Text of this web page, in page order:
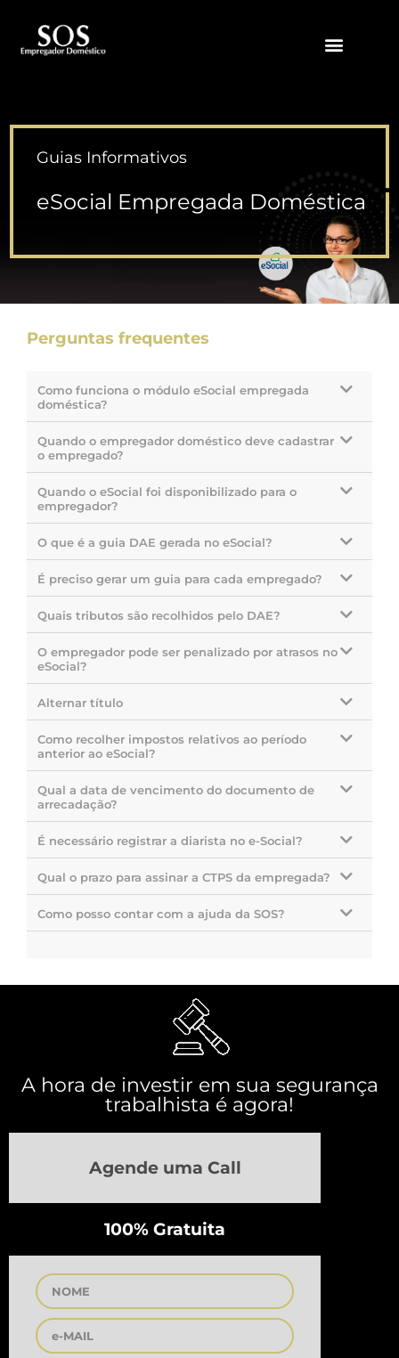
Guias Informativos
eSocial Empregada Doméstica
Perguntas frequentes
Como funciona o módulo eSocial empregada
doméstica?
Quando o empregador doméstico deve cadastrar
o empregado?
Quando o eSocial foi disponibilizado para o
empregador?
O que é a guia DAE gerada no eSocial?
É preciso gerar um guia para cada empregado?
Quais tributos são recolhidos pelo DAE?
O empregador pode ser penalizado por atrasos no
eSocial?
Alternar título
Como recolher impostos relativos ao período
anterior ao eSocial?
Qual a data de vencimento do documento de
arrecadação?
É necessário registrar a diarista no e-Social?
Qual o prazo para assinar a CTPS da empregada?
Como posso contar com a ajuda da SOS?
A hora de investir em sua segurança
trabalhista é agora!
Agende uma Call
100% Gratuita